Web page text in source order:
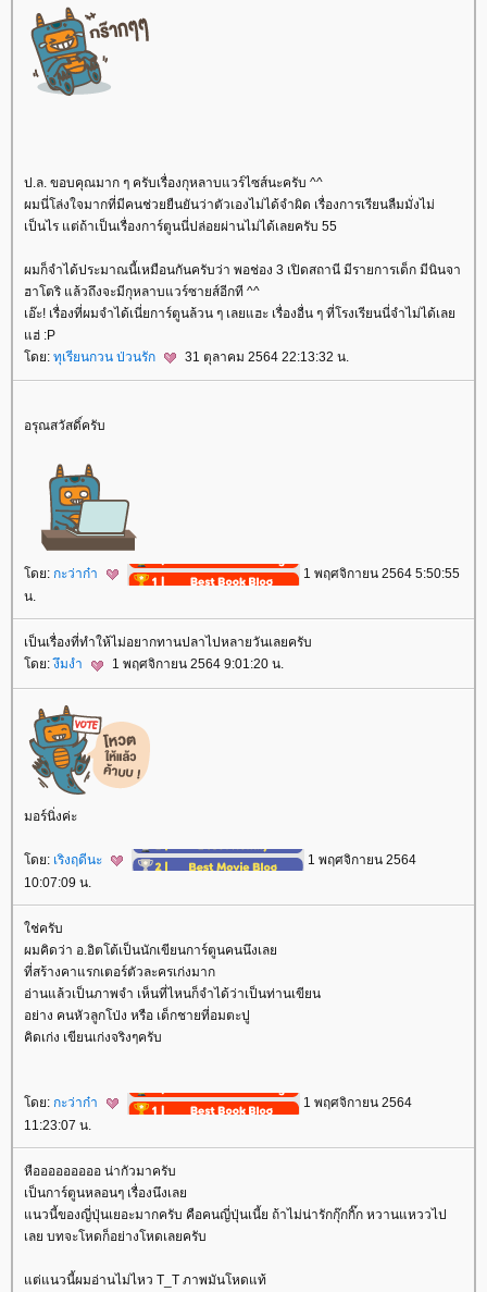
ป.ล. ขอบคุณมาก ๆ ครับเรื่องกุหลาบแวร์ไซส์นะครับ ^^
ผมนี่โล่งใจมากที่มีคนช่วยยืนยันว่าตัวเองไม่ได้จำผิด เรื่องการเรียนลืมมั่งไม่
เป็นไร แต่ถ้าเป็นเรื่องการ์ตูนนี่ปล่อยผ่านไม่ได้เลยครับ 55
ผมก็จำได้ประมาณนี้เหมือนกันครับว่า พอช่อง 3 เปิดสถานี มีรายการเด็ก มีนินจา
ฮาโตริ แล้วถึงจะมีกุหลาบแวร์ซายส์อีกที ^^
เอ๊ะ! เรื่องที่ผมจำได้เนี่ยการ์ตูนล้วน ๆ เลยแฮะ เรื่องอื่น ๆ ที่โรงเรียนนี่จำไม่ได้เล
ฮ่ :P
ดย: ทุเรียนกวน ป่วนรัก 31 ตุลาคม 2564 22:13:32 น.
อรุณสวัสดิ์ครับ
ดย: กะว่าก๋า
1 พฤศจิกายน 2564 5:50:55
น.
เป็นเรื่องที่ทำให้ไม่อยากทานปลาไปหลายวันเลยครับ
ดย:งึมงำ 1 พฤศจิกายน 2564 9:01:20 น.
มอร์นิ่งค่ะ
ดย: เริงฤดีนะ
1 พฤศจิกายน 2564
10:07:09 น.
ช่ครับ
ผมคิดว่า อ.อิตโต้เป็นนักเขียนการ์ตูนคนนึงเล
ที่สร้างคาแรกเตอร์ตัวละครเก่งมาก
อ่านแล้วเป็นภาพจำ เห็นที่ไหนก็จำได้ว่าเป็นท่านเขียน
อย่าง คนหัวลูกโป่ง หรือ เด็กชายที่อมตะปู
คิดเก่ง เขียนเก่งจริงๆครับ
ดย: กะว่าก๋า
1 พฤศจิกายน 2564
11:23:07 น.
หือออออออออ น่ากัวมาครับ
เป็นการ์ตูนหลอนๆ เรื่องนึงเล
นวนี้ของญี่ปุ่นเยอะมากครับ คือคนญี่ปุ่นเนี้ย ถ้าไม่น่ารักกุ๊กกิ๊ก หวานแหววไป
เลย บทจะโหดก็อย่างโหดเลยครับ
ต่แนวนี้ผมอ่านไม่ไหว T_T ภาพมันโหดแท้